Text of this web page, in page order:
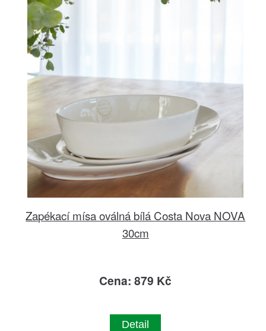
Zapékací mísa oválná bílá Costa Nova NOVA
30cm
Cena: 879 Kč
Detail